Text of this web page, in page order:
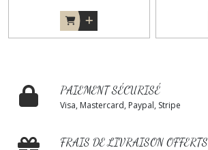
PAIEMENT SÉCURISÉ
Visa, Mastercard, Paypal, Stripe
FRAIS DE LIVRAISON OFFERTS